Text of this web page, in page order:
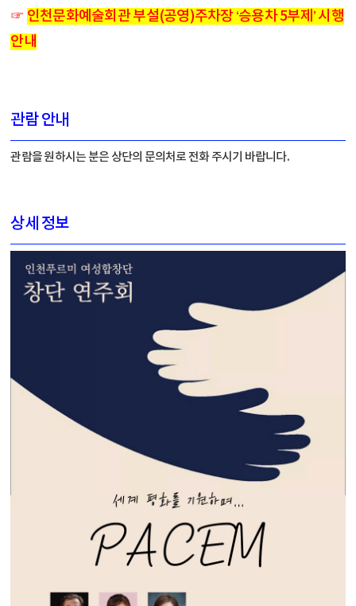
☞ 인천문화예술회관 부설(공영)주차장 ‘승용차 5부제’ 시행
안내
관람 안내
관람을 원하시는 분은 상단의 문의처로 전화 주시기 바랍니다.
상세 정보